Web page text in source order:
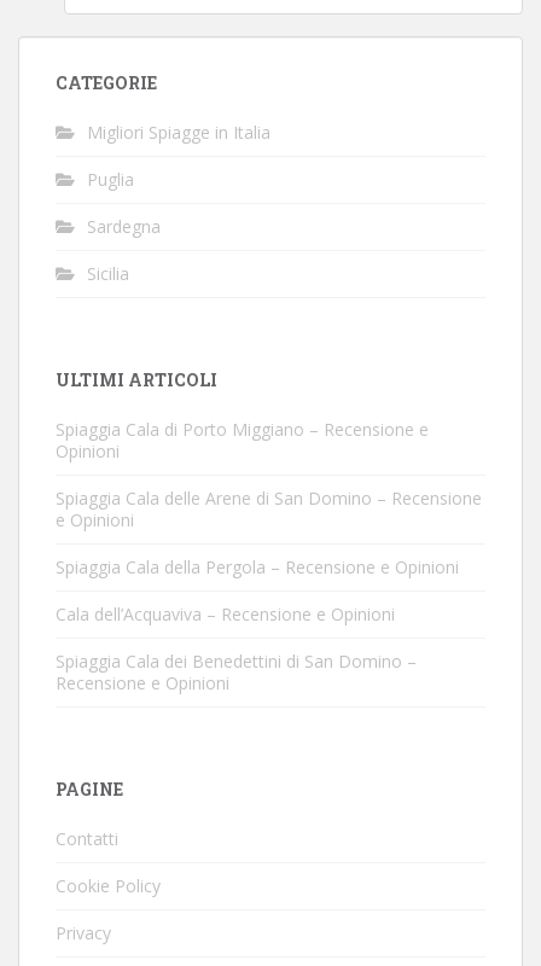
CATEGORIE
Migliori Spiagge in Italia
Puglia
Sardegna
Sicilia
ULTIMI ARTICOLI
Spiaggia Cala di Porto Miggiano – Recensione e
Opinioni
Spiaggia Cala delle Arene di San Domino – Recensione
e Opinioni
Spiaggia Cala della Pergola – Recensione e Opinioni
Cala dell’Acquaviva – Recensione e Opinioni
Spiaggia Cala dei Benedettini di San Domino –
Recensione e Opinioni
PAGINE
Contatti
Cookie Policy
Privacy